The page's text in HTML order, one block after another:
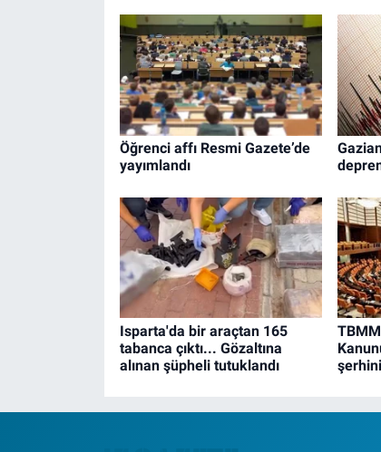
Öğrenci affı Resmi Gazete’de
yayımlandı
Isparta'da bir araçtan 165
tabanca çıktı... Gözaltına
alınan şüpheli tutuklandı